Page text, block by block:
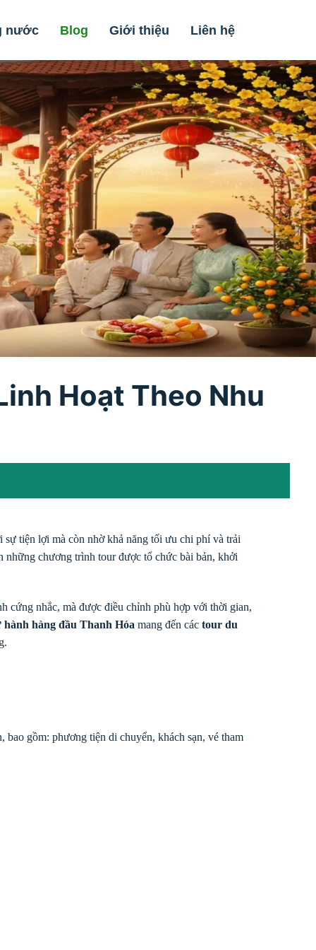
nước Blog Giới thiệu Liên hệ
Hoạt Theo Nhu
tiện lợi mà còn nhờ khả năng tối ưu chi phí và trải
chương trình tour được tổ chức bài bản, khởi
cứng nhắc, mà được điều chỉnh phù hợp với thời gian,
hành hàng đầu Thanh Hóa mang đến các tour du
gồm: phương tiện di chuyển, khách sạn, vé tham